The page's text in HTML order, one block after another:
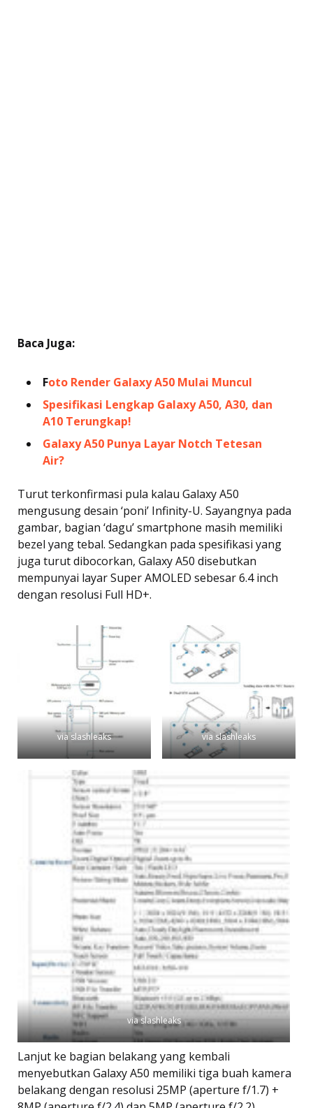
Baca Juga:
Foto Render Galaxy A50 Mulai Muncul
Spesifikasi Lengkap Galaxy A50, A30, dan
A10 Terungkap!
Galaxy A50 Punya Layar Notch Tetesan
Air?
Turut terkonfirmasi pula kalau Galaxy A50
mengusung desain ‘poni’ Infinity-U. Sayangnya pada
gambar, bagian ‘dagu’ smartphone masih memiliki
bezel yang tebal. Sedangkan pada spesifikasi yang
juga turut dibocorkan, Galaxy A50 disebutkan
mempunyai layar Super AMOLED sebesar 6.4 inch
dengan resolusi Full HD+.
via slashleaks via slashleaks
via slashleaks
Lanjut ke bagian belakang yang kembali
menyebutkan Galaxy A50 memiliki tiga buah kamera
belakang dengan resolusi 25MP (aperture f/1.7) +